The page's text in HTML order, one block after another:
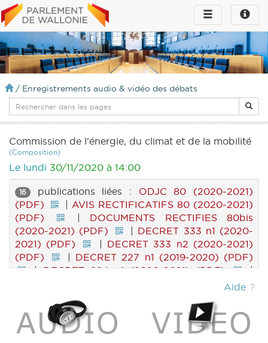
Toggle
infos
Toggle
navigation
/ Enregistrements audio & vidéo des débats
Commission de l'énergie, du climat et de la mobilité
(Composition)
Le lundi 30/11/2020 à 14:00
16 publications liées : ODJC 80 (2020-2021)
(PDF)
| AVIS RECTIFICATIFS 80 (2020-2021)
(PDF)
| DOCUMENTS RECTIFIES 80bis
(2020-2021) (PDF)
| DECRET 333 n1 (2020-
2021) (PDF)
| DECRET 333 n2 (2020-2021)
(PDF)
| DECRET 227 n1 (2019-2020) (PDF)
|DECRET 284 n1 (2020-2021) (PDF)
|
|
70 (2020-2021) (PDF)
|DECRET 333 n3
(2020-2021) (PDF)
CRIC 70 (2020-2021)
(PDF)
|PETITION 370 n1 (2020-2021) (PDF)
Aide